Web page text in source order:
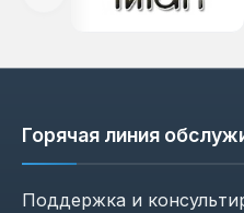
Горячая линия
Поддержка и